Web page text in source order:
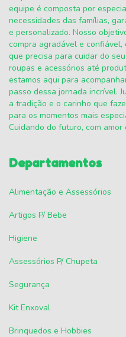
equipe é composta por
necessidades das famílias,
e personalizado. Nosso
compra agradável e
que precisa para cuidar do
roupas e acessórios até
estamos aqui para
passo dessa jornada incrível.
a tradição e o carinho que
para os momentos mais
Cuidando do futuro, com amor
Departamentos
Alimentação e Assessórios
Artigos P/ Bebe
Higiene
Assessórios P/ Chupeta
Segurança
Kit Enxoval
Brinquedos e Hobbies